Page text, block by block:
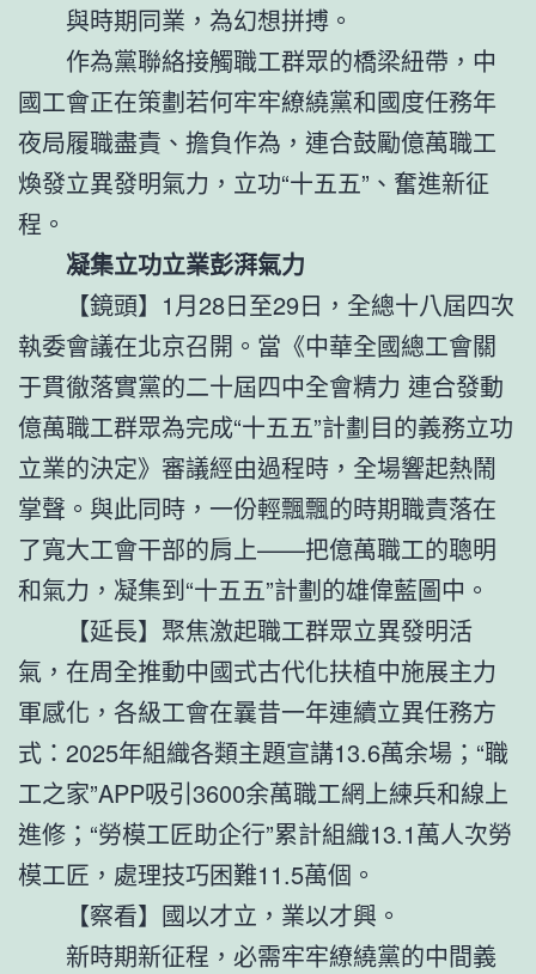
與時期同業，為幻想拼搏。
作為黨聯絡接觸職工群眾的橋梁紐帶，中
國工會正在策劃若何牢牢繚繞黨和國度任務年
夜局履職盡責、擔負作為，連合鼓勵億萬職工
煥發立異發明氣力，立功“十五五”、奮進新征
程。
凝集立功立業彭湃氣力
【鏡頭】1月28日至29日，全總十八屆四次
執委會議在北京召開。當《中華全國總工會關
于貫徹落實黨的二十屆四中全會精力 連合發動
億萬職工群眾為完成“十五五”計劃目的義務立功
立業的決定》審議經由過程時，全場響起熱鬧
掌聲。與此同時，一份輕飄飄的時期職責落在
了寬大工會干部的肩上——把億萬職工的聰明
和氣力，凝集到“十五五”計劃的雄偉藍圖中。
【延長】聚焦激起職工群眾立異發明活
氣，在周全推動中國式古代化扶植中施展主力
軍感化，各級工會在曩昔一年連續立異任務方
式：2025年組織各類主題宣講13.6萬余場；“職
工之家”APP吸引3600余萬職工網上練兵和線上
進修；“勞模工匠助企行”累計組織13.1萬人次勞
模工匠，處理技巧困難11.5萬個。
【察看】國以才立，業以才興。
新時期新征程，必需牢牢繚繞黨的中間義